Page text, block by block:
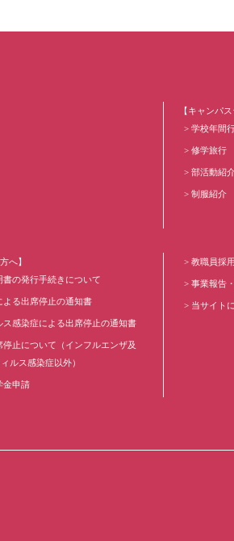
【キャンパス
学校年間
修学旅行
部活動紹
制服紹介
へ】
の発行手続きについて
よる出席停止の通知書
ス感染症による出席停止の通知書
止について（インフルエンザ及
ルス感染症以外）
金申請
教職員採用
事業報告
当サイト